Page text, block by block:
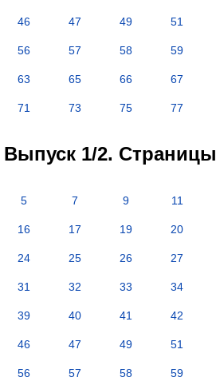
46 47 49 51
56 57 58 59
63 65 66 67
71 73 75 77
Выпуск 1/2. Страницы
5 7 9 11
16 17 19 20
24 25 26 27
31 32 33 34
39 40 41 42
46 47 49 51
56 57 58 59